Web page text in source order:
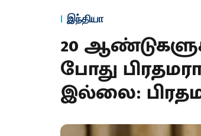
இந்தியா
20
போது
இல்லை: